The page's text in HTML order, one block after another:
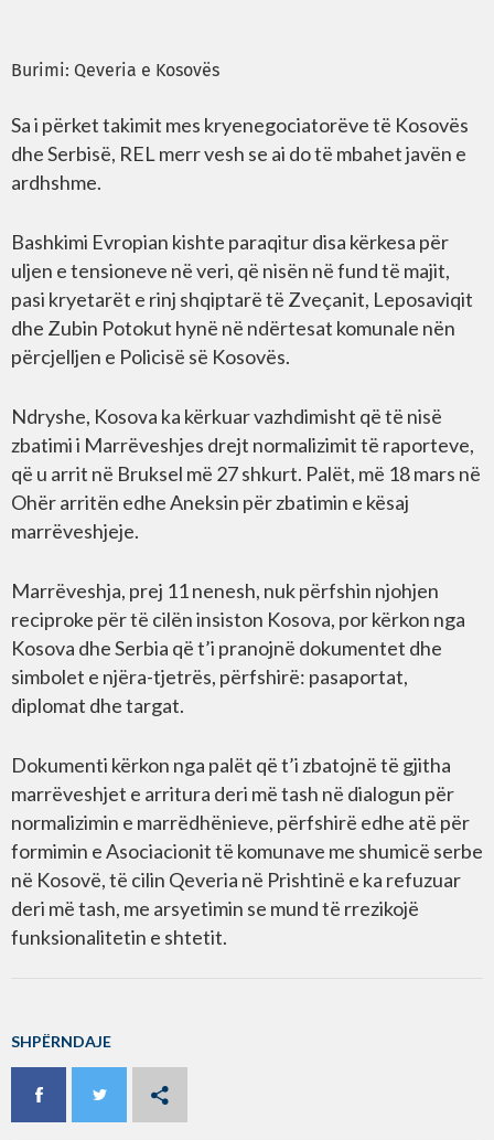
Burimi: Qeveria e Kosovës
Sa i përket takimit mes kryenegociatorëve të Kosovës
dhe Serbisë, REL merr vesh se ai do të mbahet javën e
ardhshme.
Bashkimi Evropian kishte paraqitur disa kërkesa për
uljen e tensioneve në veri, që nisën në fund të majit,
pasi kryetarët e rinj shqiptarë të Zveçanit, Leposaviqit
dhe Zubin Potokut hynë në ndërtesat komunale nën
përcjelljen e Policisë së Kosovës.
Ndryshe, Kosova ka kërkuar vazhdimisht që të nisë
zbatimi i Marrëveshjes drejt normalizimit të raporteve,
që u arrit në Bruksel më 27 shkurt. Palët, më 18 mars në
Ohër arritën edhe Aneksin për zbatimin e kësaj
marrëveshjeje.
Marrëveshja, prej 11 nenesh, nuk përfshin njohjen
reciproke për të cilën insiston Kosova, por kërkon nga
Kosova dhe Serbia që t’i pranojnë dokumentet dhe
simbolet e njëra-tjetrës, përfshirë: pasaportat,
diplomat dhe targat.
Dokumenti kërkon nga palët që t’i zbatojnë të gjitha
marrëveshjet e arritura deri më tash në dialogun për
normalizimin e marrëdhënieve, përfshirë edhe atë për
formimin e Asociacionit të komunave me shumicë serbe
në Kosovë, të cilin Qeveria në Prishtinë e ka refuzuar
deri më tash, me arsyetimin se mund të rrezikojë
funksionalitetin e shtetit.
SHPËRNDAJE